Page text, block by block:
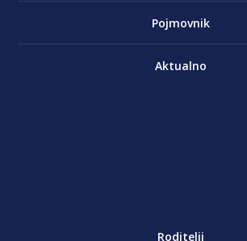
Pojmovnik
Aktualno
Roditelji